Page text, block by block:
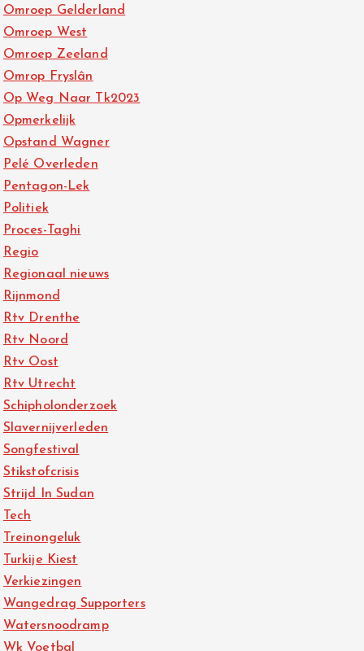
Omroep Gelderland
Omroep West
Omroep Zeeland
Omrop Fryslân
Op Weg Naar Tk2023
Opmerkelijk
Opstand Wagner
Pelé Overleden
Pentagon-Lek
Politiek
Proces-Taghi
Regio
Regionaal nieuws
Rijnmond
Rtv Drenthe
Rtv Noord
Rtv Oost
Rtv Utrecht
Schipholonderzoek
Slavernijverleden
Songfestival
Stikstofcrisis
Strijd In Sudan
Tech
Treinongeluk
Turkije Kiest
Verkiezingen
Wangedrag Supporters
Watersnoodramp
Wk Voetbal